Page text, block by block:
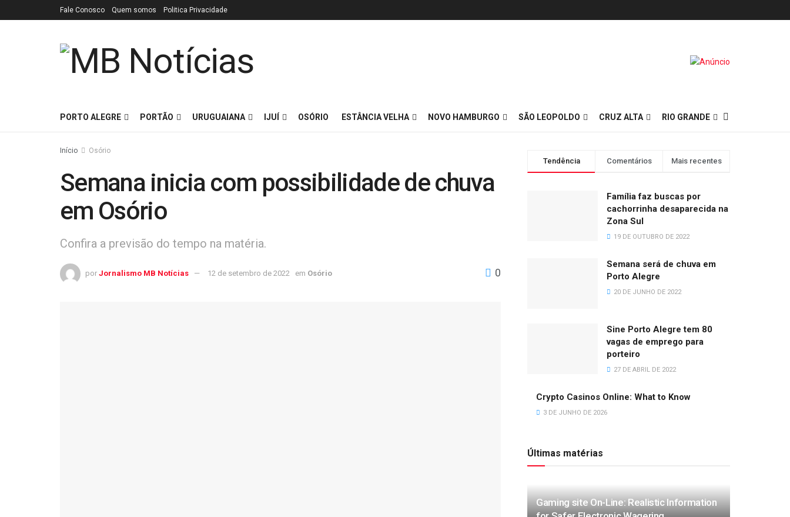
Fale Conosco Quem somos Politica Privacidade
PORTO ALEGRE PORTÃO URUGUAIANA IJUÍ OSÓRIO ESTÂNCIA VELHA NOVO HAMBURGO SÃO LEOPOLDO CRUZ ALTA RIO GRANDE
Início Osório
Semana inicia com possibilidade de chuva
em Osório
Confira a previsão do tempo na matéria.
por Jornalismo MB Notícias 12 de setembro de 2022 em Osório 0
Tendência Comentários Mais recentes
Família faz buscas por
cachorrinha desaparecida na
Zona Sul
19 DE OUTUBRO DE 2022
Semana será de chuva em
Porto Alegre
20 DE JUNHO DE 2022
Sine Porto Alegre tem 80
vagas de emprego para
porteiro
27 DE ABRIL DE 2022
Crypto Casinos Online: What to Know
3 DE JUNHO DE 2026
Últimas matérias
Gaming site On-Line: Realistic Information